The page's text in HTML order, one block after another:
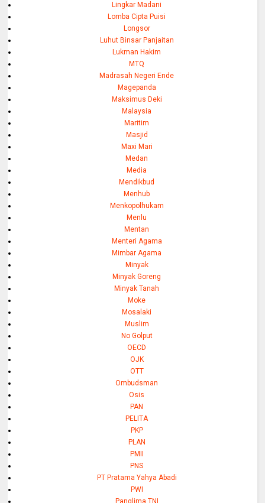
Lingkar Madani
Lomba Cipta Puisi
Longsor
Luhut Binsar Panjaitan
Lukman Hakim
MTQ
Madrasah Negeri Ende
Magepanda
Maksimus Deki
Malaysia
Maritim
Masjid
Maxi Mari
Medan
Media
Mendikbud
Menhub
Menkopolhukam
Menlu
Mentan
Menteri Agama
Mimbar Agama
Minyak
Minyak Goreng
Minyak Tanah
Moke
Mosalaki
Muslim
No Golput
OECD
OJK
OTT
Ombudsman
Osis
PAN
PELITA
PKP
PLAN
PMII
PNS
PT Pratama Yahya Abadi
PWI